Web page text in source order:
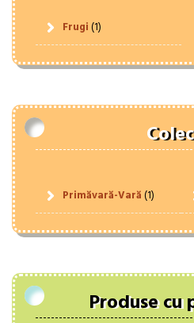
Frugi(1)
Primăvară-Vară(1)
Produse cu